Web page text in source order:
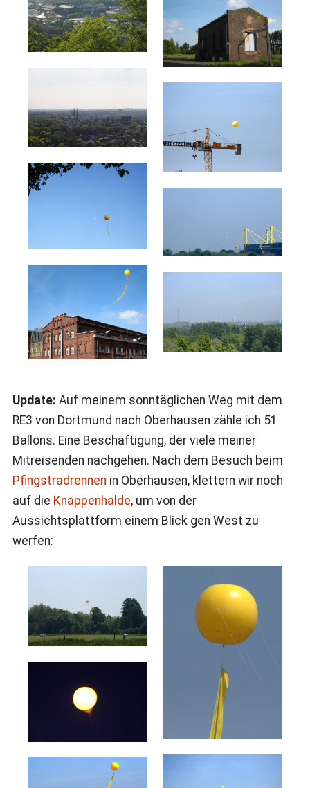
Update: Auf meinem sonntäglichen Weg mit dem
RE3 von Dortmund nach Oberhausen zähle ich 51
Ballons. Eine Beschäftigung, der viele meiner
Mitreisenden nachgehen. Nach dem Besuch beim
Pfingstradrennen in Oberhausen, klettern wir noch
auf die Knappenhalde, um von der
Aussichtsplattform einem Blick gen West zu
werfen: